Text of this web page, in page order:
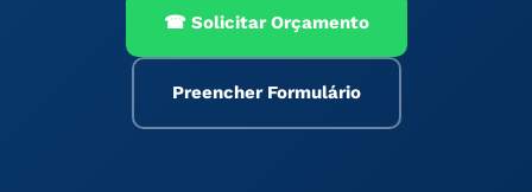
☎ Solicitar Orçamento
Preencher Formulário